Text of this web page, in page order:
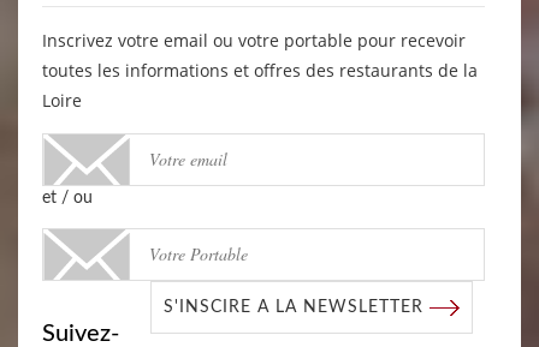
Inscrivez votre email ou votre portable pour recevoir
toutes les informations et offres des restaurants de la
Loire
et / ou
S'INSCIRE A LA NEWSLETTER
Suivez-